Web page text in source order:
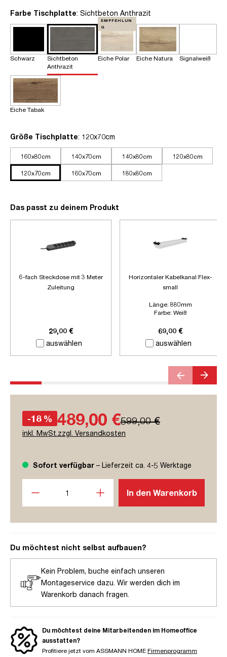
Farbe Tischplatteauswählen
: Sichtbeton Anthrazit
Schwarz
Sichtbeton
Anthrazit
Eiche Polar
EMPFEHLUN
G
Eiche Natura Signalweiß
Eiche Tabak
Größe Tischplatteauswählen
: 120x70cm
160x80cm 140x70cm 140x80cm 120x80cm
120x70cm 160x70cm 180x80cm
Das passt zu deinem Produkt
auswählen
6-fach Steckdose mit 3 Meter
Zuleitung
29,00 €
auswählen
Horizontaler Kabelkanal Flex-
small
Länge: 880mm
Farbe: Weiß
69,00 €
-18 % 489,00 €599,00 €
inkl. MwSt.zzgl. Versandkosten
Sofort verfügbar – Lieferzeit ca. 4-5 Werktage
In den Warenkorb
Du möchtest nicht selbst aufbauen?
Kein Problem, buche einfach unseren
Montageservice dazu. Wir werden dich im
Warenkorb danach fragen.
Du möchtest deine Mitarbeitenden im Homeoffice
ausstatten?
Profitiere jetzt vom ASSMANN HOME Firmenprogramm